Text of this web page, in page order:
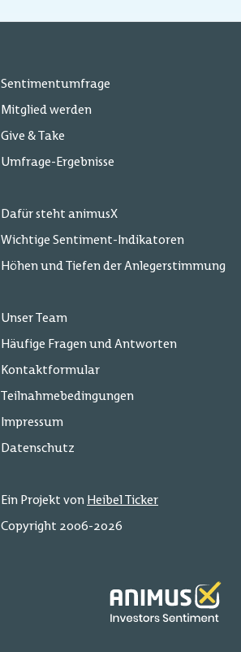
Sentimentumfrage
Mitglied werden
Give & Take
Umfrage-Ergebnisse
Dafür steht animusX
Wichtige Sentiment-Indikatoren
Höhen und Tiefen der Anlegerstimmung
Unser Team
Häufige Fragen und Antworten
Kontaktformular
Teilnahmebedingungen
Impressum
Datenschutz
Ein Projekt von Heibel Ticker
Copyright 2006-2026